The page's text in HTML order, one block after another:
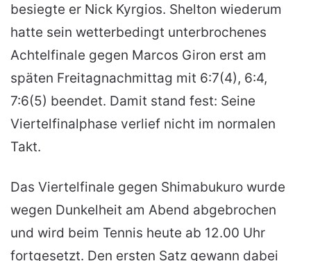
besiegte er Nick Kyrgios. Shelton wiederum
hatte sein wetterbedingt unterbrochenes
Achtelfinale gegen Marcos Giron erst am
späten Freitagnachmittag mit 6:7(4), 6:4,
7:6(5) beendet. Damit stand fest: Seine
Viertelfinalphase verlief nicht im normalen
Takt.
Das Viertelfinale gegen Shimabukuro wurde
wegen Dunkelheit am Abend abgebrochen
und wird beim Tennis heute ab 12.00 Uhr
fortgesetzt. Den ersten Satz gewann dabei